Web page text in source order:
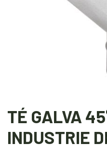
TÉ GALVA
INDUSTRIE